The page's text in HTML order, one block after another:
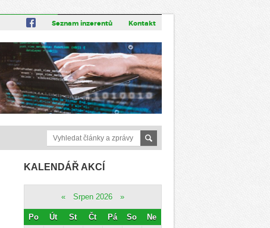
Seznam inzerentů Kontakt
KALENDÁŘ AKCÍ
« Srpen 2026 »
Po Út St Čt Pá So
Ne